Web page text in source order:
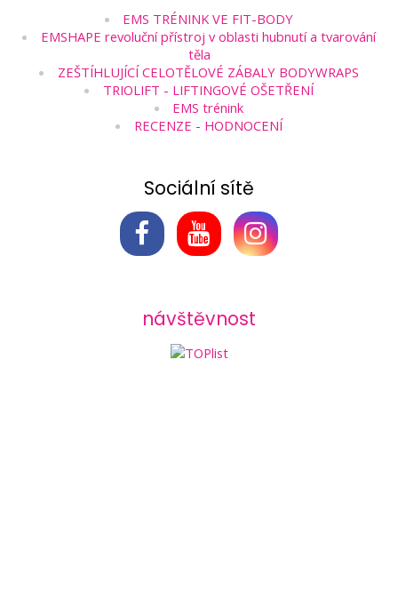
EMS TRÉNINK VE FIT-BODY
EMSHAPE revoluční přístroj v oblasti hubnutí a tvarování
těla
ZEŠTÍHLUJÍCÍ CELOTĚLOVÉ ZÁBALY BODYWRAPS
TRIOLIFT - LIFTINGOVÉ OŠETŘENÍ
EMS trénink
RECENZE - HODNOCENÍ
Sociální sítě
návštěvnost